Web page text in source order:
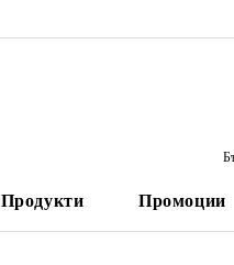
Продукти Промоции